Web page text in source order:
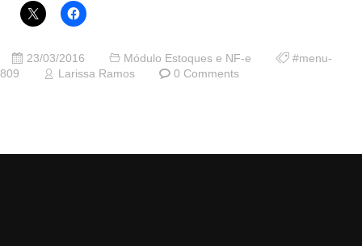
23/03/2016 Módulo Estoques e NF-e
#menu-
809
Larissa Ramos 0 Comments